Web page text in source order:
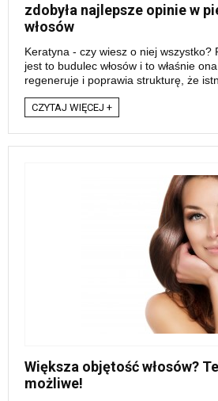
zdobyła najlepsze opinie w
włosów
Keratyna - czy wiesz o niej wszystko?
jest to budulec włosów i to właśnie
regeneruje i poprawia strukturę, że
CZYTAJ WIĘCEJ +
Większa objętość włosów?
możliwe!